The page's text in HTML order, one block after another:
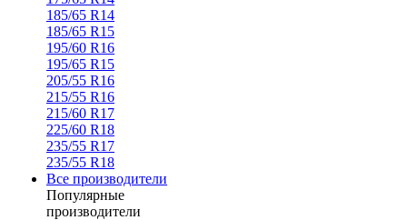
185/65 R14
185/65 R15
195/60 R16
195/65 R15
205/55 R16
215/55 R16
215/60 R17
225/60 R18
235/55 R17
235/55 R18
Все производители
Популярные
производители